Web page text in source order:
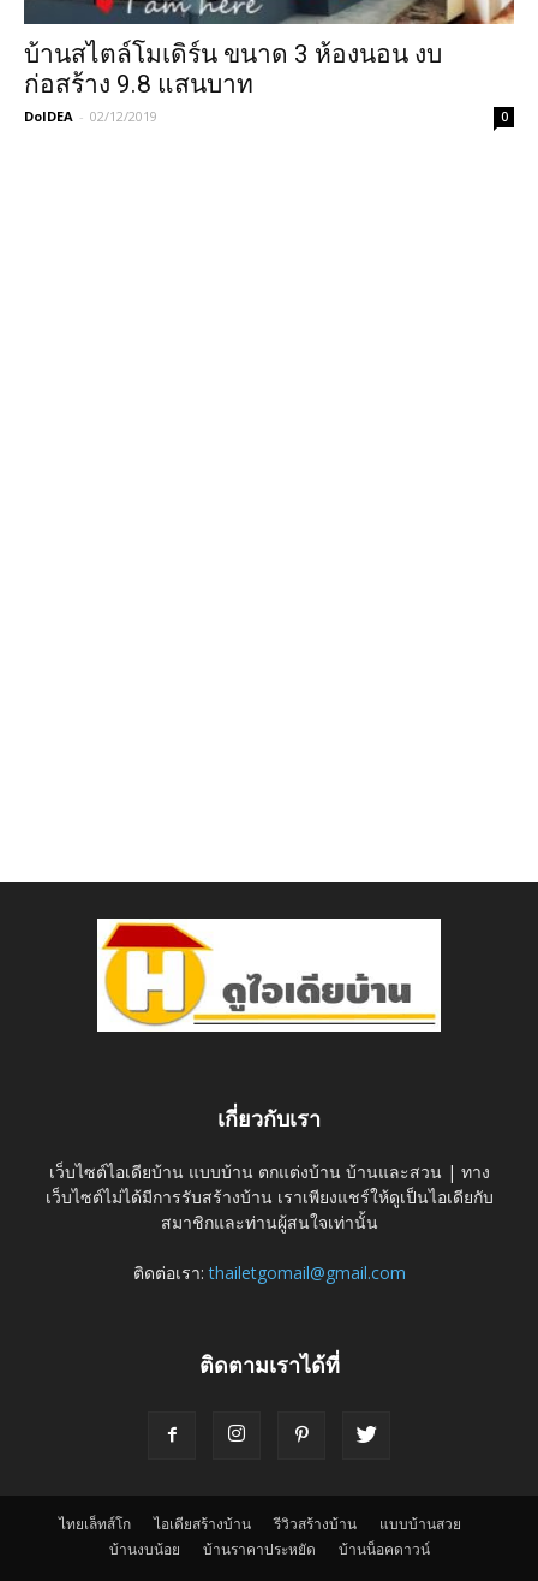
บ้านสไตล์​โมเดิร์น​ ขนาด​ 3​ ห้องนอน งบ
ก่อสร้าง 9.8 แสนบาท
DoIDEA - 02/12/2019 0
เกี่ยวกับเรา
เว็บไซต์ไอเดียบ้าน แบบบ้าน ตกแต่งบ้าน บ้านและสวน | ทาง
เว็บไซต์ไม่ได้มีการรับสร้างบ้าน เราเพียงแชร์ให้ดูเป็นไอเดียกับ
สมาชิกและท่านผู้สนใจเท่านั้น
ติดต่อเรา:thailetgomail@gmail.com
ติดตามเราได้ที่
ไทยเล็ทส์โก ไอเดียสร้างบ้าน รีวิวสร้างบ้าน
แบบบ้านสวย
บ้านงบน้อย
บ้านราคาประหยัด บ้านน็อคดาวน์